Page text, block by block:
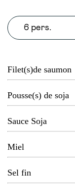
6 pers.
Filet(s)de saumon
Pousse(s) de soja
Sauce Soja
Miel
Sel fin